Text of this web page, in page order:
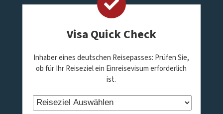
Visa Quick Check
Inhaber eines deutschen Reisepasses: Prüfen Sie,
ob für Ihr Reiseziel ein Einreisevisum erforderlich
ist.